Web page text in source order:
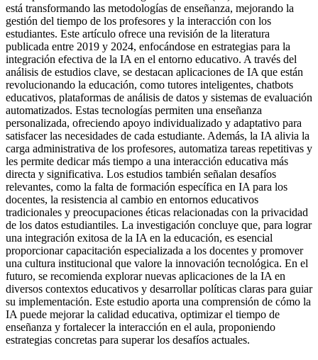
está transformando las metodologías de enseñanza, mejorando la
gestión del tiempo de los profesores y la interacción con los
estudiantes. Este artículo ofrece una revisión de la literatura
publicada entre 2019 y 2024, enfocándose en estrategias para la
integración efectiva de la IA en el entorno educativo. A través del
análisis de estudios clave, se destacan aplicaciones de IA que están
revolucionando la educación, como tutores inteligentes, chatbots
educativos, plataformas de análisis de datos y sistemas de evaluación
automatizados. Estas tecnologías permiten una enseñanza
personalizada, ofreciendo apoyo individualizado y adaptativo para
satisfacer las necesidades de cada estudiante. Además, la IA alivia la
carga administrativa de los profesores, automatiza tareas repetitivas y
les permite dedicar más tiempo a una interacción educativa más
directa y significativa. Los estudios también señalan desafíos
relevantes, como la falta de formación específica en IA para los
docentes, la resistencia al cambio en entornos educativos
tradicionales y preocupaciones éticas relacionadas con la privacidad
de los datos estudiantiles. La investigación concluye que, para lograr
una integración exitosa de la IA en la educación, es esencial
proporcionar capacitación especializada a los docentes y promover
una cultura institucional que valore la innovación tecnológica. En el
futuro, se recomienda explorar nuevas aplicaciones de la IA en
diversos contextos educativos y desarrollar políticas claras para guiar
su implementación. Este estudio aporta una comprensión de cómo la
IA puede mejorar la calidad educativa, optimizar el tiempo de
enseñanza y fortalecer la interacción en el aula, proponiendo
estrategias concretas para superar los desafíos actuales.